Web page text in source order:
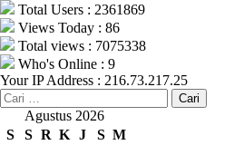
Total Users : 2361869
Views Today : 86
Total views : 7075338
Who's Online : 9
Your IP Address : 216.73.217.25
Cari
untuk:Agustus 2026
S
S R K J S M